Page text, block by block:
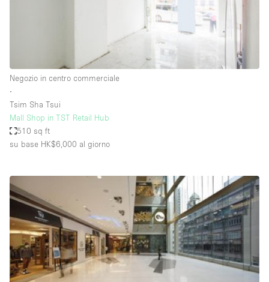
Esposizione di Automobili
Giardino
Impianto audiovisivo
Industriale
Licenza per Liquori
Livello strada
Luce Diurna
Magazzino
Parcheggio privato
Negozio in centro commerciale
∙
Tsim Sha Tsui
Mall Shop in TST Retail Hub
510 sq ft
su base HK$6,000 al giorno